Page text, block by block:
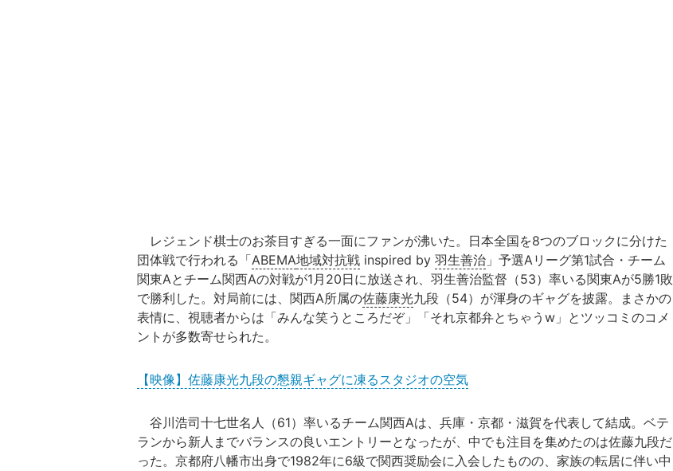
レジェンド棋士のお茶目すぎる一面にファンが沸いた。日本全国を8つのブロックに分けた
団体戦で行われる「ABEMA地域対抗戦 inspired by 羽生善治 」予選Aリーグ第1試合・チーム
関東Aとチーム関西Aの対戦が1月20日に放送され、羽生善治監督（53）率いる関東Aが5勝1敗
で勝利した。対局前には、関西A所属の佐藤康光九段（54）が渾身のギャグを披露。まさかの
表情に、視聴者からは「みんな笑うところだぞ」「それ京都弁とちゃうw」とツッコミのコメ
ントが多数寄せられた。
【映像】佐藤康光九段の懇親ギャグに凍るスタジオの空気
谷川浩司十七世名人（61）率いるチーム関西Aは、兵庫・京都・滋賀を代表して結成。ベテ
ランから新人までバランスの良いエントリーとなったが、中でも注目を集めたのは佐藤九段だ
った。京都府八幡市出身で1982年に6級で関西奨励会に入会したものの、家族の転居に伴い中